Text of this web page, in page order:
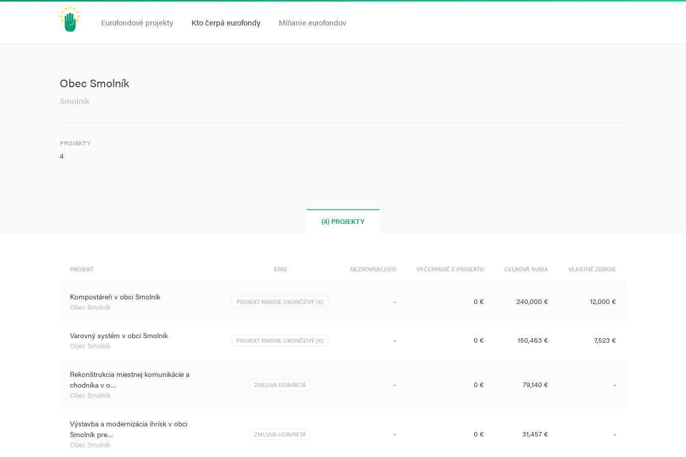
Eurofondové projekty Kto čerpá eurofondy Míňanie eurofondov
Obec Smolník
Smolník
PROJEKTY
4
(4) PROJEKTY
PROJEKT STAV NEZROVNALOSTI VYČERPANÉ Z PROJEKTU CELKOVÁ SUMA VLASTNÉ ZDROJE
Kompostáreň v obci Smolník
Obec Smolník
PROJEKT RIADNE UKONČENÝ (K) - 0 € 240,000 € 12,000 €
Varovný systém v obci Smolník
Obec Smolník
PROJEKT RIADNE UKONČENÝ (K) - 0 € 150,463 € 7,523 €
Rekonštrukcia miestnej komunikácie a
chodníka v o…
Obec Smolník
ZMLUVA UZAVRETÁ - 0 € 79,140 € -
Výstavba a modernizácia ihrísk v obci
Smolník pre…
Obec Smolník
ZMLUVA UZAVRETÁ - 0 € 31,457 € -